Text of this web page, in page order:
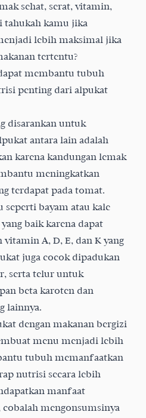
sehat, serat, vitamin,
tahukah kamu jika
lebih maksimal jika
tertentu?
membantu tubuh
penting dari alpukat
disarankan untuk
antara lain adalah
karena kandungan lemak
meningkatkan
terdapat pada tomat.
seperti bayam atau kale
baik karena dapat
A, D, E, dan K yang
juga cocok dipadukan
serta telur untuk
beta karoten dan
lainnya.
dengan makanan bergizi
menu menjadi lebih
tubuh memanfaatkan
nutrisi secara lebih
manfaat
mengonsumsinya